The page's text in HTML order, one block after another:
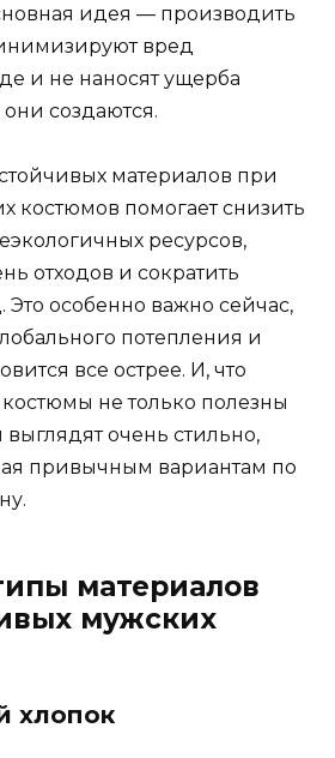
идея — производить
вред
и не наносят ущерба
создаются.
материалов при
костюмов помогает снизить
ресурсов,
отходов и сократить
особенно важно сейчас,
потепления и
все острее. И, что
не только полезны
очень стильно,
привычным вариантам по
материалов
мужских
хлопок